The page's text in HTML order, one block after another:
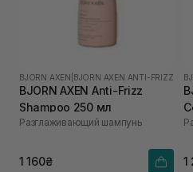
BJORN AXEN BJORN AXEN ANTI-FRIZZ
BJORN AXEN Anti-Frizz
Shampoo 250 мл
Разглаживающий шампунь
1 160₴ 1